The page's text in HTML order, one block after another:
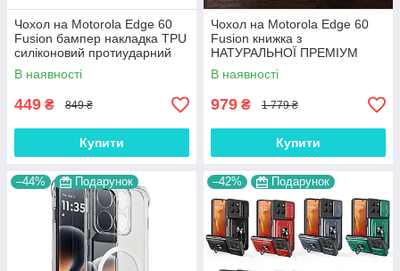
Чохол на Motorola Edge 60
Fusion бампер накладка TPU
силіконовий протиударний
оригінальний "ROG ARMOR"
В наявності
449 ₴ 849 ₴
Купити
Чохол на Motorola Edge 60
Fusion книжка з
НАТУРАЛЬНОЇ ПРЕМІУМ
ШКІРИ із підставкою
протиударний магнітний 3D
"CROCOHEAD"
В наявності
979 ₴ 1 779 ₴
Купити
–44% Подарунок –42% Подарунок